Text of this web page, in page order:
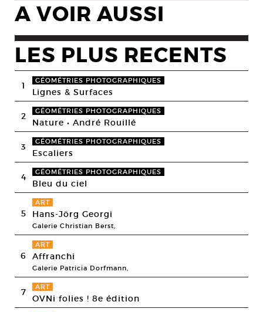
A VOIR AUSSI
LES PLUS RECENTS
1 GÉOMÉTRIES PHOTOGRAPHIQUES
Lignes & Surfaces
2 GÉOMÉTRIES PHOTOGRAPHIQUES
Nature • André Rouillé
3 GÉOMÉTRIES PHOTOGRAPHIQUES
Escaliers
4 GÉOMÉTRIES PHOTOGRAPHIQUES
Bleu du ciel
5
ART
Hans-Jörg Georgi
Galerie Christian Berst,
6
ART
Affranchi
Galerie Patricia Dorfmann,
7 ART
OVNi folies ! 8e édition